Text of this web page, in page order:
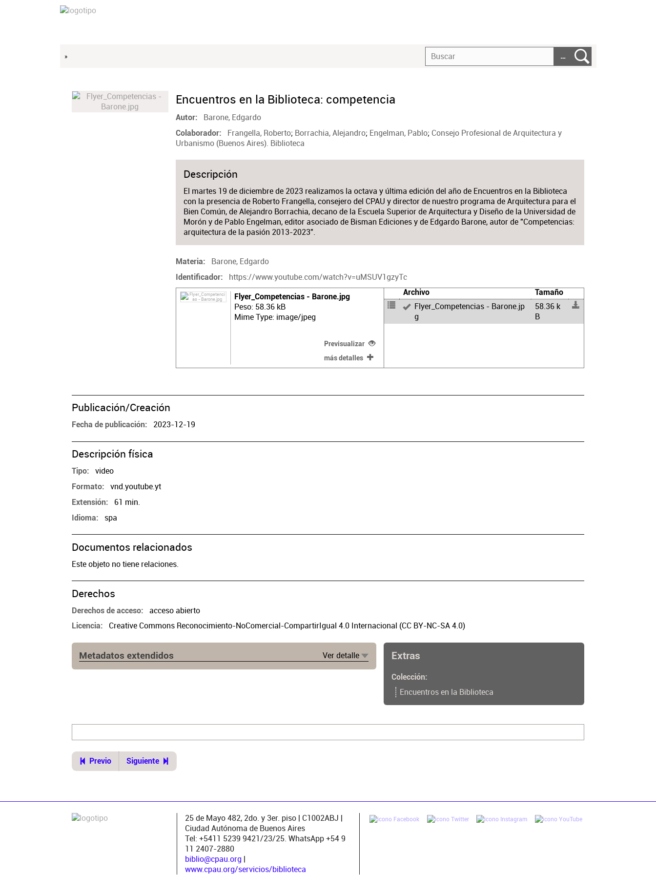
» …
Encuentros en la Biblioteca: competencia
Autor Barone, Edgardo
Colaborador Frangella, Roberto; Borrachia, Alejandro; Engelman, Pablo; Consejo Profesional de Arquitectura y
Urbanismo (Buenos Aires). Biblioteca
Descripción
El martes 19 de diciembre de 2023 realizamos la octava y última edición del año de Encuentros en la Biblioteca
con la presencia de Roberto Frangella, consejero del CPAU y director de nuestro programa de Arquitectura para el
Bien Común, de Alejandro Borrachia, decano de la Escuela Superior de Arquitectura y Diseño de la Universidad de
Morón y de Pablo Engelman, editor asociado de Bisman Ediciones y de Edgardo Barone, autor de "Competencias:
arquitectura de la pasión 2013-2023".
Materia Barone, Edgardo
Identificador https://www.youtube.com/watch?v=uMSUV1gzyTc
Flyer_Competencias - Barone.jpg
Peso: 58.36 kB
Mime Type: image/jpeg
Previsualizar
más detalles
Archivo Tamaño
Flyer_Competencias - Barone.jp
g
58.36 k
B
Publicación/Creación
Fecha de publicación 2023-12-19
Descripción física
Tipo video
Formato vnd.youtube.yt
Extensión 61 min.
Idioma spa
Documentos relacionados
Este objeto no tiene relaciones.
Derechos
Derechos de acceso acceso abierto
Licencia Creative Commons Reconocimiento-NoComercial-CompartirIgual 4.0 Internacional (CC BY-NC-SA 4.0)
Metadatos extendidos Ver detalle Extras
Colección
Encuentros en la Biblioteca
Previo Siguiente
25 de Mayo 482, 2do. y 3er. piso | C1002ABJ |
Ciudad Autónoma de Buenos Aires
Tel: +5411 5239 9421/23/25. WhatsApp +54 9
11 2407-2880
biblio@cpau.org |
www.cpau.org/servicios/biblioteca